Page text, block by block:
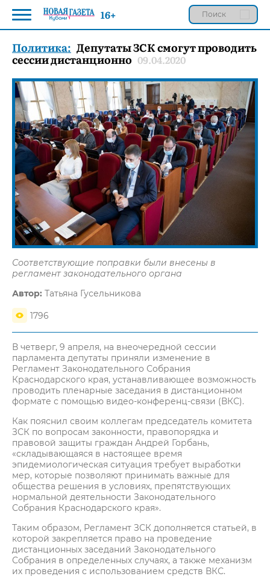
Политика: Депутаты ЗСК смогут проводить
сессии дистанционно 09.04.2020
Соответствующие поправки были внесены в
регламент законодательного органа
Автор: Татьяна Гусельникова
1796
В четверг, 9 апреля, на внеочередной сессии
парламента депутаты приняли изменение в
Регламент Законодательного Собрания
Краснодарского края, устанавливающее возможность
проводить пленарные заседания в дистанционном
формате с помощью видео-конференц-связи (ВКС).
Как пояснил своим коллегам председатель комитета
ЗСК по вопросам законности, правопорядка и
правовой защиты граждан Андрей Горбань,
«складывающаяся в настоящее время
эпидемиологическая ситуация требует выработки
мер, которые позволяют принимать важные для
общества решения в условиях, препятствующих
нормальной деятельности Законодательного
Собрания Краснодарского края».
Таким образом, Регламент ЗСК дополняется статьей, в
которой закрепляется право на проведение
дистанционных заседаний Законодательного
Собрания в определенных случаях, а также механизм
их проведения с использованием средств ВКС.
16+